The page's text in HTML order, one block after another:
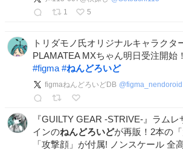
1
5
トリダモノ氏オリジナルキャラクタ
PLAMATEA MXちゃん明日受注開始
#figma #ねんどろいど
figmaねんどろいどDB @figma_nendoroid
『GUILTY GEAR -STRIVE-』ラム
インのねんどろいどが再販！2本の
「攻撃顔」が付属! ノンスケール 全